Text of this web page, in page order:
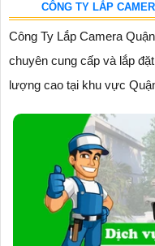
CÔNG TY LẮP
Công Ty Lắp Camera
chuyên cung cấp và lắp
lượng cao tại khu vực